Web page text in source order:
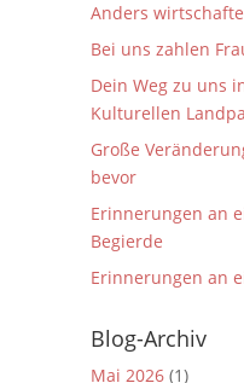
Anders
Bei uns zahlen
Dein Weg zu uns
Kulturellen
Große
bevor
Erinnerungen an
Begierde
Erinnerungen an
Blog-Archiv
Mai 2026(1)